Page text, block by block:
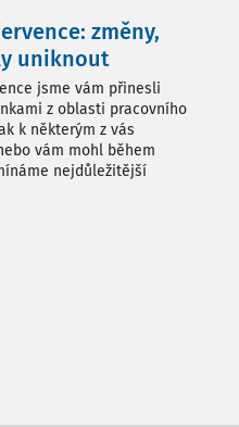
změny,
uniknout
jsme vám přinesli
z oblasti pracovního
k některým z vás
vám mohl během
nejdůležitější